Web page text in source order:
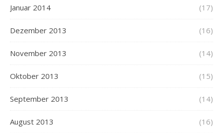
Januar 2014 (17)
Dezember 2013 (16)
November 2013 (14)
Oktober 2013 (15)
September 2013 (14)
August 2013 (16)